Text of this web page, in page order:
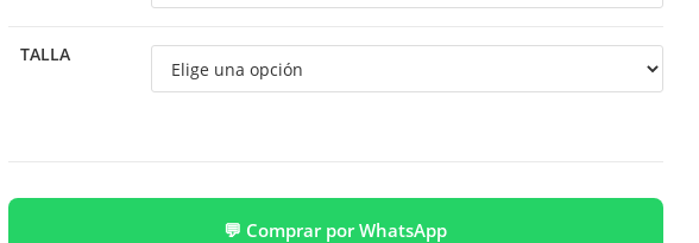
TALLA
💬 Comprar por WhatsApp